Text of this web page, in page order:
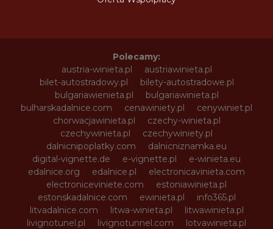
Polecamy:
austria-winieta.pl
austriawinieta.pl
bilet-autostradowy.pl
bilety-autostradowe.pl
bulgariawienieta.pl
bulgariawinieta.pl
bulharskadalnice.com
cenawiniety.pl
cenywiniet.pl
chorwacjawinieta.pl
czechy-winieta.pl
czechywinieta.pl
czechywiniety.pl
dalnicnipoplatky.com
dalnicniznamka.eu
digital-vignette.de
e-vignette.pl
e-winieta.eu
edalnice.org
edalnice.pl
electronicavinieta.com
electroniceviniete.com
estoniawinieta.pl
estonskadalnice.com
ewinieta.pl
info365.pl
litvadalnice.com
litwa-winieta.pl
litwawinieta.pl
livignotunel.pl
livignotunnel.com
lotvawinieta.pl